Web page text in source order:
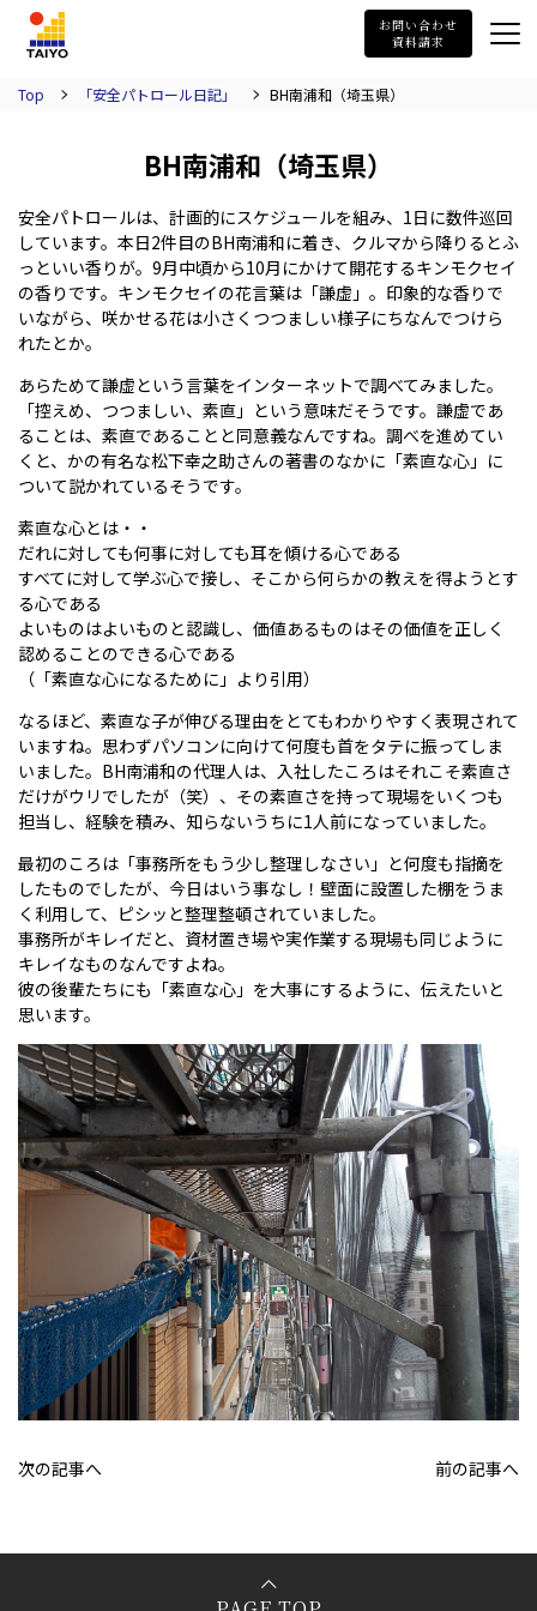
お問い合わせ
資料請求
Top 「安全パトロール日記」 BH南浦和（埼玉県）
BH南浦和（埼玉県）
安全パトロールは、計画的にスケジュールを組み、1日に数件巡回
しています。本日2件目のBH南浦和に着き、クルマから降りるとふ
っといい香りが。9月中頃から10月にかけて開花するキンモクセイ
の香りです。キンモクセイの花言葉は「謙虚」。印象的な香りで
いながら、咲かせる花は小さくつつましい様子にちなんでつけら
れたとか。
あらためて謙虚という言葉をインターネットで調べてみました。
「控えめ、つつましい、素直」という意味だそうです。謙虚であ
ることは、素直であることと同意義なんですね。調べを進めてい
くと、かの有名な松下幸之助さんの著書のなかに「素直な心」に
ついて説かれているそうです。
素直な心とは・・
だれに対しても何事に対しても耳を傾ける心である
すべてに対して学ぶ心で接し、そこから何らかの教えを得ようとす
る心である
よいものはよいものと認識し、価値あるものはその価値を正しく
認めることのできる心である
（「素直な心になるために」より引用）
なるほど、素直な子が伸びる理由をとてもわかりやすく表現されて
いますね。思わずパソコンに向けて何度も首をタテに振ってしま
いました。BH南浦和の代理人は、入社したころはそれこそ素直さ
だけがウリでしたが（笑）、その素直さを持って現場をいくつも
担当し、経験を積み、知らないうちに1人前になっていました。
最初のころは「事務所をもう少し整理しなさい」と何度も指摘を
したものでしたが、今日はいう事なし！壁面に設置した棚をうま
く利用して、ピシッと整理整頓されていました。
事務所がキレイだと、資材置き場や実作業する現場も同じように
キレイなものなんですよね。
彼の後輩たちにも「素直な心」を大事にするように、伝えたいと
思います。
前の記事へ
次の記事へ